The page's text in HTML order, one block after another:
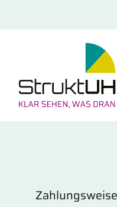
content
Shop
Symbolbilder